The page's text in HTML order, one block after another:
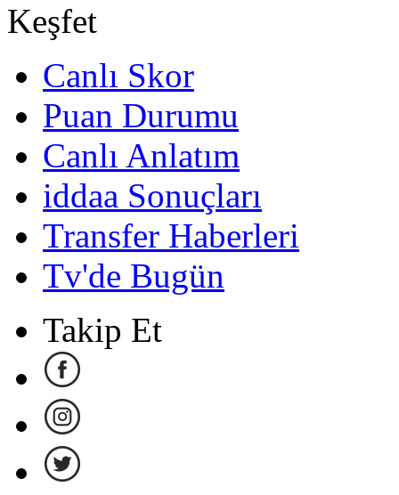
Keşfet
Canlı Skor
Puan Durumu
Canlı Anlatım
iddaa Sonuçları
Transfer Haberleri
Tv'de Bugün
Takip Et